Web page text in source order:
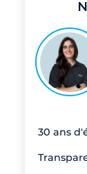
30 ans